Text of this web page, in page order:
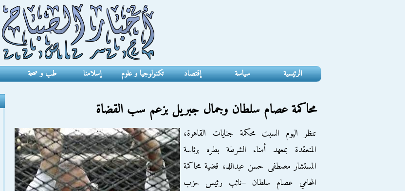
الرئيسية سياسة إقتصاد تكنولوجيا و علوم إسلامنا طب و صحة
محاكمة عصام سلطان وجمال جبريل بزعم سب القضاة
تنظر اليوم السبت محكمة جنايات القاهرة،
المنعقدة بمعهد أمناء الشرطة بطره برئاسة
المستشار مصطفى حسن عبدالله، قضية محاكمة
المحامي عصام سلطان –نائب رئيس حزب